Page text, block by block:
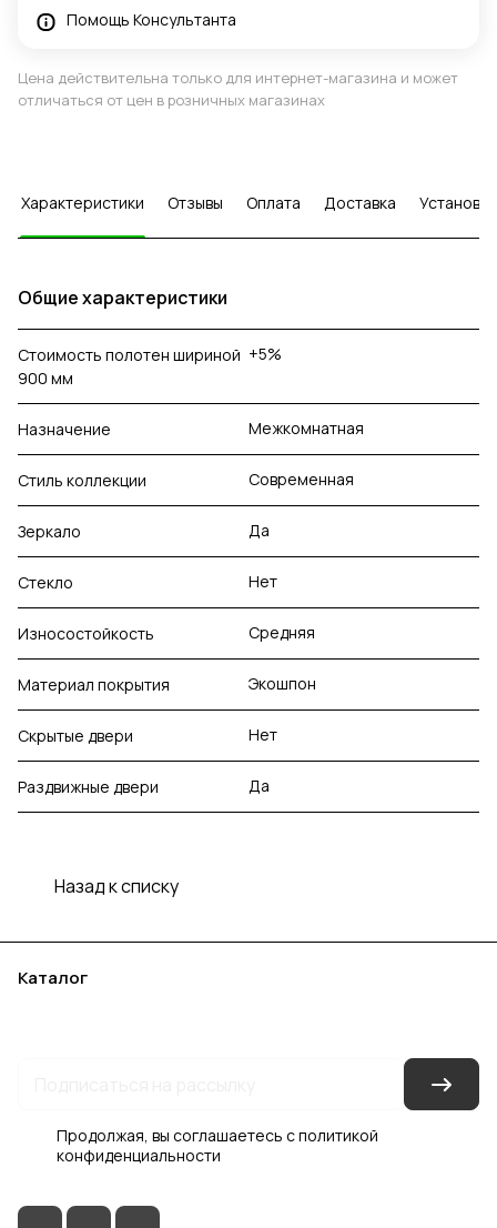
Помощь Консультанта
Цена действительна только для интернет-магазина и может
отличаться от цен в розничных магазинах
Характеристики Отзывы Оплата Доставка Установка
Общие характеристики
Стоимость полотен шириной
900 мм
+5%
Назначение Межкомнатная
Стиль коллекции Современная
Зеркало Да
Стекло Нет
Износостойкость Средняя
Материал покрытия Экошпон
Скрытые двери Нет
Раздвижные двери Да
Назад к списку
Каталог
Продолжая, вы соглашаетесь сполитикой
конфиденциальности